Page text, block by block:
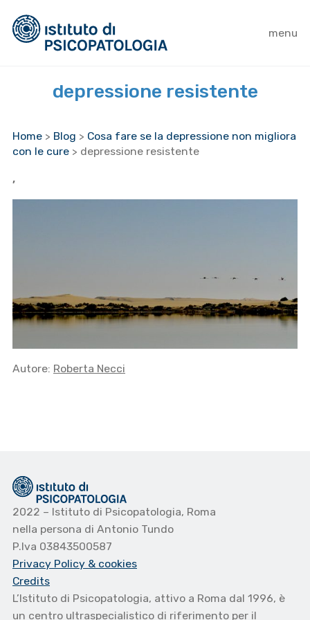
menu
depressione resistente
Home > Blog > Cosa fare se la depressione non migliora
con le cure > depressione resistente
,
Autore: Roberta Necci
2022 – Istituto di Psicopatologia, Roma
nella persona di Antonio Tundo
P.Iva 03843500587
Privacy Policy & cookies
Credits
L’Istituto di Psicopatologia, attivo a Roma dal 1996, è
un centro ultraspecialistico di riferimento per il